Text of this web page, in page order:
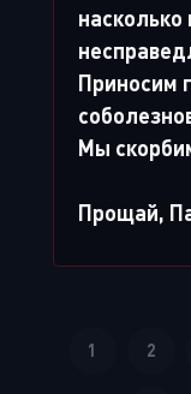
Приносим
Мы
Прощай,
1 2